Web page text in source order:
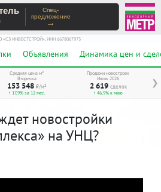
Спец-
предложение
→
«СЗ ИНВЕСТСТРОЙ», ИНН 6678067973
Объявления Динамика цен и
❯
Средняя цена м²
Вторичка
153 548 ₽/м²
↑ 17,9% за 12 мес.
Продажи новостроек
Июнь 2026
2 619 сделок
↑ 46,9% к маю
новостройки
на УНЦ?